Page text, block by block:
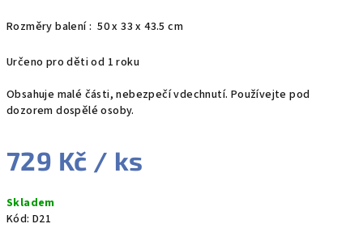
Rozměry balení : 50 x 33 x 43.5 cm
Určeno pro děti od 1 roku
Obsahuje malé části, nebezpečí vdechnutí. Používejte pod
dozorem dospělé osoby.
729 Kč / ks
cena:
Skladem
Kód: D21